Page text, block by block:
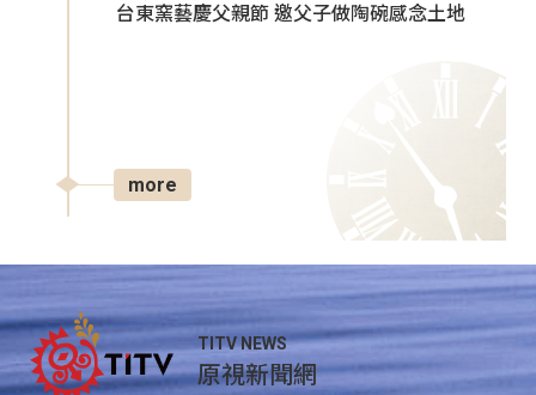
台東窯藝慶父親節 邀父子做陶碗感念土地
more
TITV NEWS
原視新聞網